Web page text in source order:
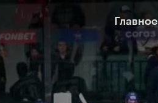
Главное
Главное